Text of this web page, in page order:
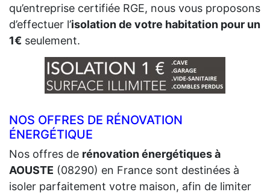
qu’entreprise certifiée RGE, nous vous proposons
d’effectuer l’isolation de votre habitation pour un
1€ seulement.
NOS OFFRES DE RÉNOVATION
ÉNERGÉTIQUE
Nos offres de rénovation énergétiques à
AOUSTE (08290) en France sont destinées à
isoler parfaitement votre maison, afin de limiter